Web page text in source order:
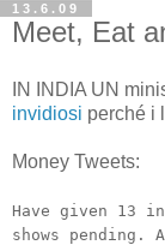
13.6.09
Meet, Eat
IN INDIA UN
invidiosi perché i
Money Tweets:
Have given 13
shows pending.